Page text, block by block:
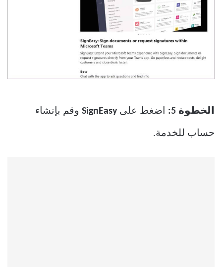
الخطوة 5: اضغط علىSignEasy وقم بإنشاء
حساب للخدمة.